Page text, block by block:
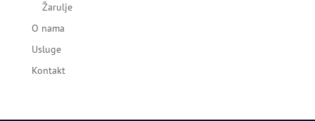
Žarulje
O nama
Usluge
Kontakt